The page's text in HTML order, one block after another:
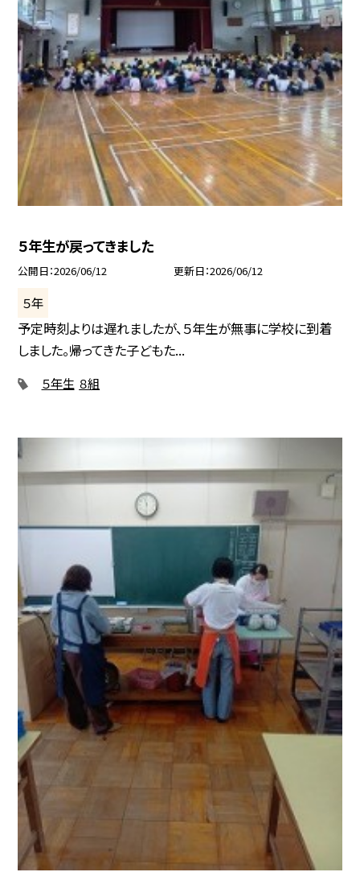
５年生が戻ってきました
公開日 2026/06/12 更新日 2026/06/12
５年
予定時刻よりは遅れましたが、５年生が無事に学校に到着
しました。帰ってきた子どもた...
５年生 ８組